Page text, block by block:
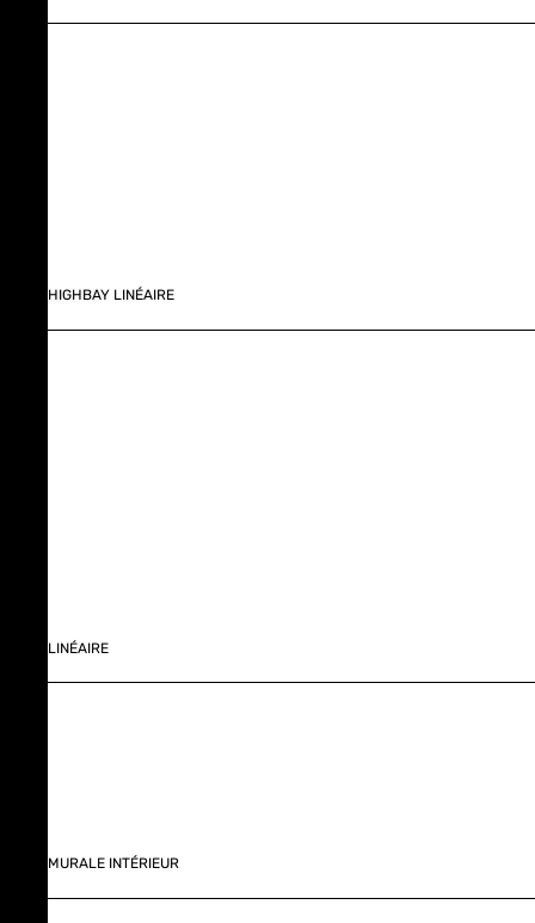
HIGHBAY LINÉAIRE
LINÉAIRE
MURALE INTÉRIEUR